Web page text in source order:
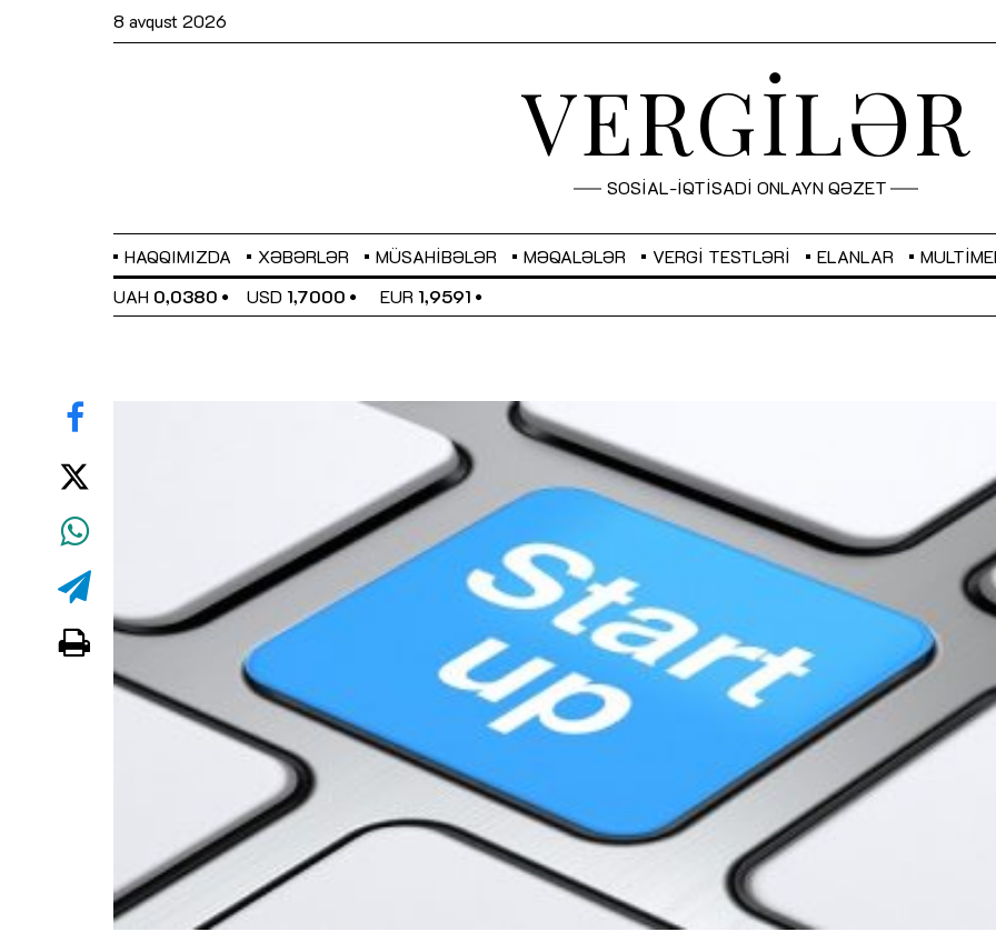
8 avqust 2026
VERGİLƏR
SOSİAL-İQTİSADİ ONLAYN QƏZET
HAQQIMIZDA XƏBƏRLƏR MÜSAHIBƏLƏR MƏQALƏLƏR VERGI TESTLƏRI ELANLAR
UAH 0,0380 USD 1,7000 EUR 1,9591
Sahibkarlıq fəaliyyəti üçün inklüziv
imkanlar yaradan vergi təşviqləri
Dünya iqtisadiyyatında vergi
siyasətinin imperativləri MƏQALƏ
Əvəz Quliyev: “Yumşaq keçid
sayəsində aparılmış islahatın nəticələri
qorunub saxlanılacaq”MÜSAHİBƏ
Maliyyə planlaması prizmasında
büdcəyə baxışMƏQALƏ
Gülminə Məlikzadə: “Azərbaycan
Bacarıqlar Akseleratoru” ixtisaslaşmış
kadrların hazırlanmasını hədəfləyir”
Nicat İmanov: "Vergi
dəyişikliklər sahibkarlıq
yaxşılaşdırılmasına
MÜSAHİBƏ
Aytən Kərimova:
inklüziv iş mühiti
öyrənən komanda
MÜSAHİBƏ
Azərbaycanda dövlət-özəl
çərçivəsində həyata
layihəVİDEO
Aydın Hüseynov: “Əsrin
Azərbaycanın iqtisadi